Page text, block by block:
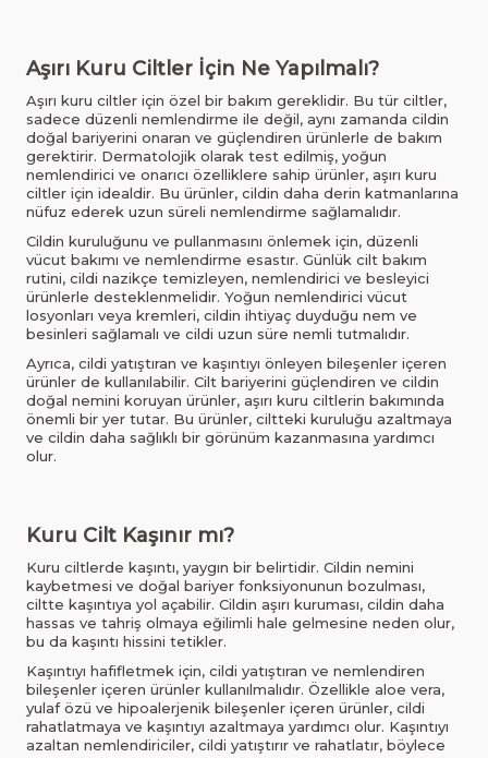
Aşırı Kuru Ciltler İçin Ne Yapılmalı?
Aşırı kuru ciltler için özel bir bakım gereklidir. Bu tür ciltler,
sadece düzenli nemlendirme ile değil, aynı zamanda cildin
doğal bariyerini onaran ve güçlendiren ürünlerle de bakım
gerektirir. Dermatolojik olarak test edilmiş, yoğun
nemlendirici ve onarıcı özelliklere sahip ürünler, aşırı kuru
ciltler için idealdir. Bu ürünler, cildin daha derin katmanlarına
nüfuz ederek uzun süreli nemlendirme sağlamalıdır.
Cildin kuruluğunu ve pullanmasını önlemek için, düzenli
vücut bakımı ve nemlendirme esastır. Günlük cilt bakım
rutini, cildi nazikçe temizleyen, nemlendirici ve besleyici
ürünlerle desteklenmelidir. Yoğun nemlendirici vücut
losyonları veya kremleri, cildin ihtiyaç duyduğu nem ve
besinleri sağlamalı ve cildi uzun süre nemli tutmalıdır.
Ayrıca, cildi yatıştıran ve kaşıntıyı önleyen bileşenler içeren
ürünler de kullanılabilir. Cilt bariyerini güçlendiren ve cildin
doğal nemini koruyan ürünler, aşırı kuru ciltlerin bakımında
önemli bir yer tutar. Bu ürünler, ciltteki kuruluğu azaltmaya
ve cildin daha sağlıklı bir görünüm kazanmasına yardımcı
olur.
Kuru Cilt Kaşınır mı?
Kuru ciltlerde kaşıntı, yaygın bir belirtidir. Cildin nemini
kaybetmesi ve doğal bariyer fonksiyonunun bozulması,
ciltte kaşıntıya yol açabilir. Cildin aşırı kuruması, cildin daha
hassas ve tahriş olmaya eğilimli hale gelmesine neden olur,
bu da kaşıntı hissini tetikler.
Kaşıntıyı hafifletmek için, cildi yatıştıran ve nemlendiren
bileşenler içeren ürünler kullanılmalıdır. Özellikle aloe vera,
yulaf özü ve hipoalerjenik bileşenler içeren ürünler, cildi
rahatlatmaya ve kaşıntıyı azaltmaya yardımcı olur. Kaşıntıyı
azaltan nemlendiriciler, cildi yatıştırır ve rahatlatır, böylece